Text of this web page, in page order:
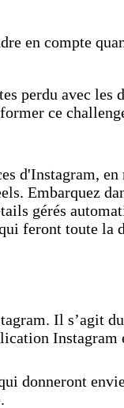
en compte
perdu avec les
ce
d'Instagram, en
Embarquez
gérés
feront toute la
Il s’agit
donneront